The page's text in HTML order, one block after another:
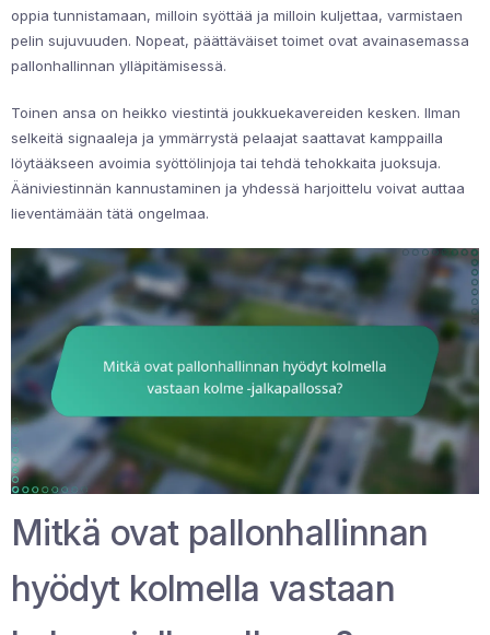
oppia tunnistamaan, milloin syöttää ja milloin kuljettaa, varmistaen
pelin sujuvuuden. Nopeat, päättäväiset toimet ovat avainasemassa
pallonhallinnan ylläpitämisessä.
Toinen ansa on heikko viestintä joukkuekavereiden kesken. Ilman
selkeitä signaaleja ja ymmärrystä pelaajat saattavat kamppailla
löytääkseen avoimia syöttölinjoja tai tehdä tehokkaita juoksuja.
Ääniviestinnän kannustaminen ja yhdessä harjoittelu voivat auttaa
lieventämään tätä ongelmaa.
Mitkä ovat pallonhallinnan
hyödyt kolmella vastaan